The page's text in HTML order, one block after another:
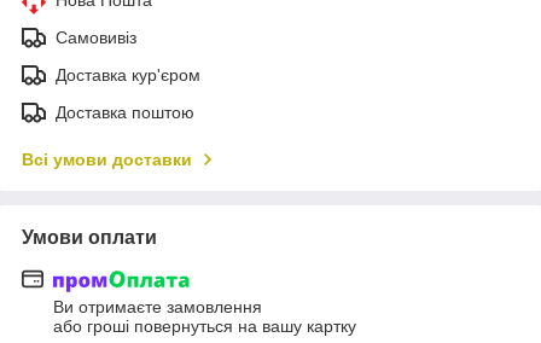
Самовивіз
Доставка кур'єром
Доставка поштою
Всі умови доставки
Умови оплати
Ви отримаєте замовлення
або гроші повернуться на вашу картку